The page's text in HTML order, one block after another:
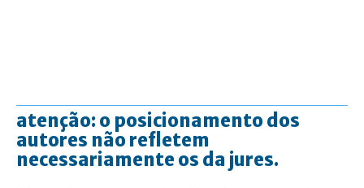
atenção: o posicionamento dos
autores não refletem
necessariamente os da jures.